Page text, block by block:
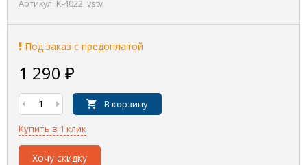
Артикул: K-4022_vstv
Под заказ с предоплатой
1 290 ₽
В корзину
Купить в 1 клик
Хочу скидку